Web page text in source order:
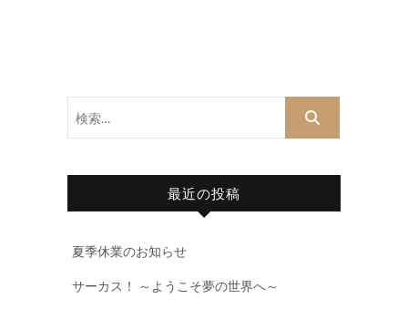
最近の投稿
夏季休業のお知らせ
サーカス！ ～ようこそ夢の世界へ～